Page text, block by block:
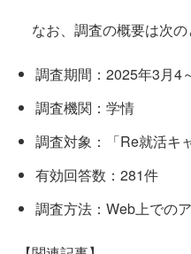
なお、調査の概要は次の
調査期間：2025年3月4
調査機関：学情
調査対象：「Re就活キ
有効回答数：281件
調査方法：Web上での